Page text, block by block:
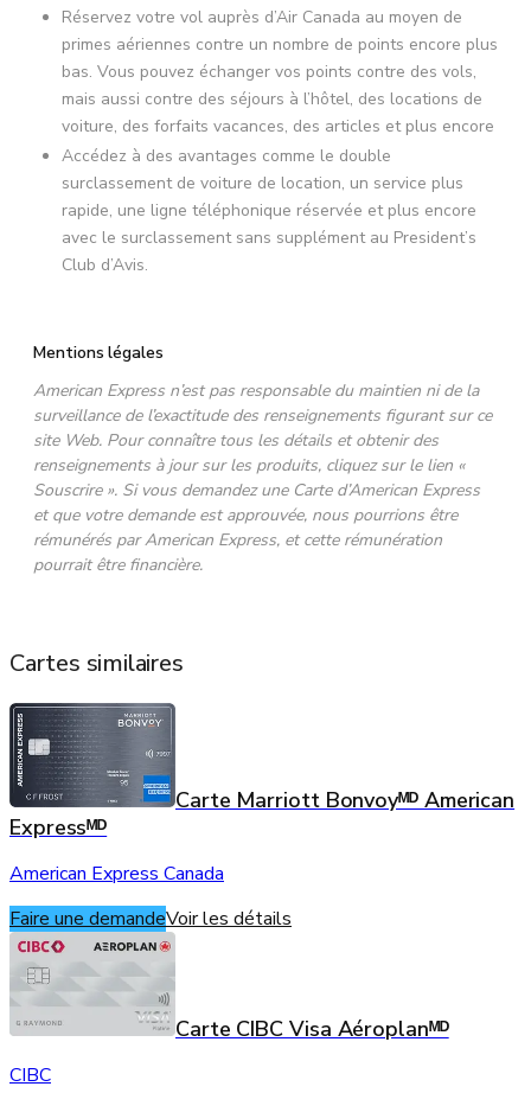
Réservez votre vol auprès d’Air Canada au moyen de
primes aériennes contre un nombre de points encore plus
bas. Vous pouvez échanger vos points contre des vols,
mais aussi contre des séjours à l’hôtel, des locations de
voiture, des forfaits vacances, des articles et plus encore
Accédez à des avantages comme le double
surclassement de voiture de location, un service plus
rapide, une ligne téléphonique réservée et plus encore
avec le surclassement sans supplément au President’s
Club d’Avis.
Mentions légales
American Express n’est pas responsable du maintien ni de la
surveillance de l’exactitude des renseignements figurant sur ce
site Web. Pour connaître tous les détails et obtenir des
renseignements à jour sur les produits, cliquez sur le lien «
Souscrire ». Si vous demandez une Carte d’American Express
et que votre demande est approuvée, nous pourrions être
rémunérés par American Express, et cette rémunération
pourrait être financière.
Cartes similaires
Carte Marriott Bonvoyᴹᴰ American
Expressᴹᴰ
American Express Canada
Faire une demandeVoir les détails
Carte CIBC Visa Aéroplanᴹᴰ
CIBC